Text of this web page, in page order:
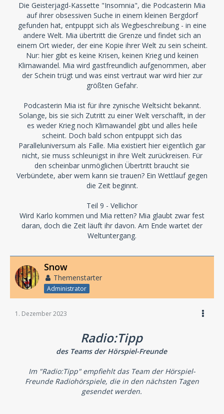
Die Geisterjagd-Kassette "Insomnia", die Podcasterin Mia
auf ihrer obsessiven Suche in einem kleinen Bergdorf
gefunden hat, entpuppt sich als Wegbeschreibung - in eine
andere Welt. Mia übertritt die Grenze und findet sich an
einem Ort wieder, der eine Kopie ihrer Welt zu sein scheint.
Nur: hier gibt es keine Krisen, keinen Krieg und keinen
Klimawandel. Mia wird gastfreundlich aufgenommen, aber
der Schein trügt und was einst vertraut war wird hier zur
größten Gefahr.
Podcasterin Mia ist für ihre zynische Weltsicht bekannt.
Solange, bis sie sich Zutritt zu einer Welt verschafft, in der
es weder Krieg noch Klimawandel gibt und alles heile
scheint. Doch bald schon entpuppt sich das
Paralleluniversum als Falle. Mia existiert hier eigentlich gar
nicht, sie muss schleunigst in ihre Welt zurückreisen. Für
den scheinbar unmöglichen Übertritt braucht sie
Verbündete, aber wem kann sie trauen? Ein Wettlauf gegen
die Zeit beginnt.
Teil 9 - Vellichor
Wird Karlo kommen und Mia retten? Mia glaubt zwar fest
daran, doch die Zeit läuft ihr davon. Am Ende wartet der
Weltuntergang.
Snow
Themenstarter
Administrator
1. Dezember 2023
Radio:Tipp
des Teams der Hörspiel-Freunde
Im "Radio:Tipp" empfiehlt das Team der Hörspiel-
Freunde Radiohörspiele, die in den nächsten Tagen
gesendet werden.